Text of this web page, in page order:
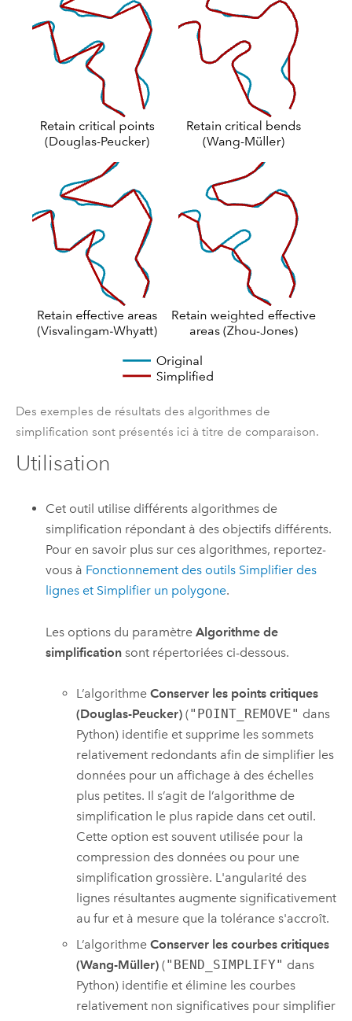
Des exemples de résultats des algorithmes de
simplification sont présentés ici à titre de comparaison.
Utilisation
Cet outil utilise différents algorithmes de
simplification répondant à des objectifs différents.
Pour en savoir plus sur ces algorithmes, reportez-
vous à Fonctionnement des outils Simplifier des
lignes et Simplifier un polygone.
Les options du paramètreAlgorithme de
simplification sont répertoriées ci-dessous.
L’algorithmeConserver les points critiques
(Douglas-Peucker) ("POINT_REMOVE" dans
Python) identifie et supprime les sommets
relativement redondants afin de simplifier les
données pour un affichage à des échelles
plus petites. Il s’agit de l’algorithme de
simplification le plus rapide dans cet outil.
Cette option est souvent utilisée pour la
compression des données ou pour une
simplification grossière. L'angularité des
lignes résultantes augmente significativement
au fur et à mesure que la tolérance s'accroît.
L’algorithmeConserver les courbes critiques
(Wang-Müller) ("BEND_SIMPLIFY" dans
Python) identifie et élimine les courbes
relativement non significatives pour simplifier